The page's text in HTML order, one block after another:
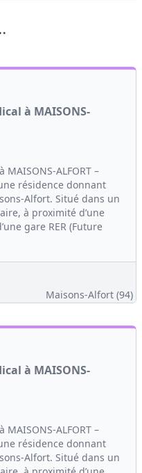
à MAISONS-
à MAISONS-ALFORT –
résidence donnant
Alfort. Situé dans un
à proximité d’une
gare RER (Future
Maisons-Alfort (94)
à MAISONS-
à MAISONS-ALFORT –
résidence donnant
Alfort. Situé dans un